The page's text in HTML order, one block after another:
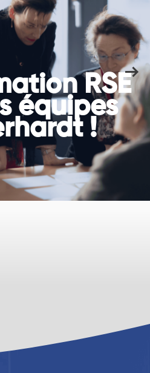
RSE
équipes
!